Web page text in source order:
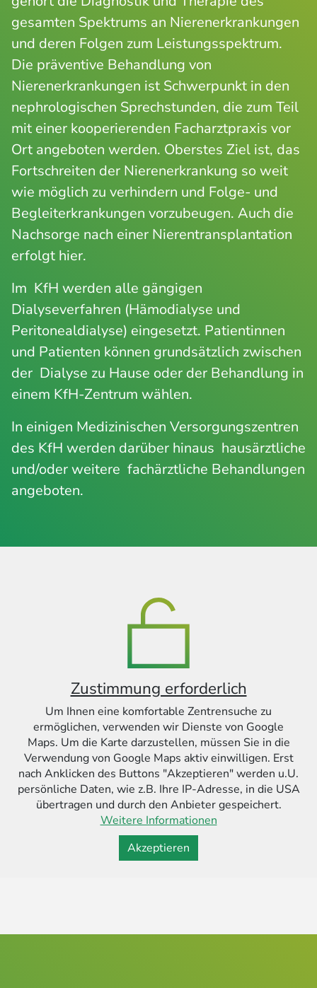
gesamten Spektrums an Nierenerkrankungen
und deren Folgen zum Leistungsspektrum.
Die präventive Behandlung von
Nierenerkrankungen ist Schwerpunkt in den
nephrologischen Sprechstunden, die zum Teil
mit einer kooperierenden Facharztpraxis vor
Ort angeboten werden. Oberstes Ziel ist, das
Fortschreiten der Nierenerkrankung so weit
wie möglich zu verhindern und Folge- und
Begleiterkrankungen vorzubeugen. Auch die
Nachsorge nach einer Nierentransplantation
erfolgt hier.
Im KfH werden alle gängigen
Dialyseverfahren (Hämodialyse und
Peritonealdialyse) eingesetzt. Patientinnen
und Patienten können grundsätzlich zwischen
der Dialyse zu Hause oder der Behandlung in
einem KfH-Zentrum wählen.
In einigen Medizinischen Versorgungszentren
des KfH werden darüber hinaus hausärztliche
und/oder weitere fachärztliche Behandlungen
angeboten.
Zustimmung erforderlich
Um Ihnen eine komfortable Zentrensuche zu
ermöglichen, verwenden wir Dienste von Google
Maps. Um die Karte darzustellen, müssen Sie in die
Verwendung von Google Maps aktiv einwilligen. Erst
nach Anklicken des Buttons "Akzeptieren" werden u.U.
persönliche Daten, wie z.B. Ihre IP-Adresse, in die USA
übertragen und durch den Anbieter gespeichert.
Weitere Informationen
Akzeptieren